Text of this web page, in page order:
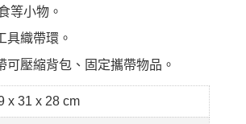
等小物。
具織帶環。
可壓縮背包、固定攜帶物品。
x 31 x 28 cm